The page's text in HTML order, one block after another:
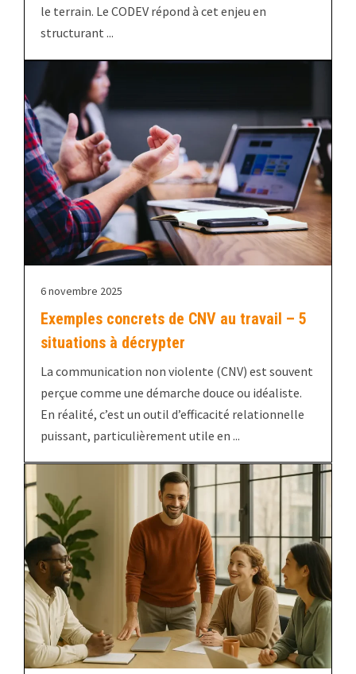
le terrain. Le CODEV répond à cet enjeu en
structurant ...
6 novembre 2025
Exemples concrets de CNV au travail – 5
situations à décrypter
La communication non violente (CNV) est souvent
perçue comme une démarche douce ou idéaliste.
En réalité, c’est un outil d’efficacité relationnelle
puissant, particulièrement utile en ...